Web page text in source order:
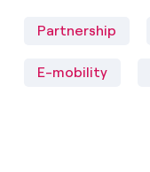
Partnership
E-mobility